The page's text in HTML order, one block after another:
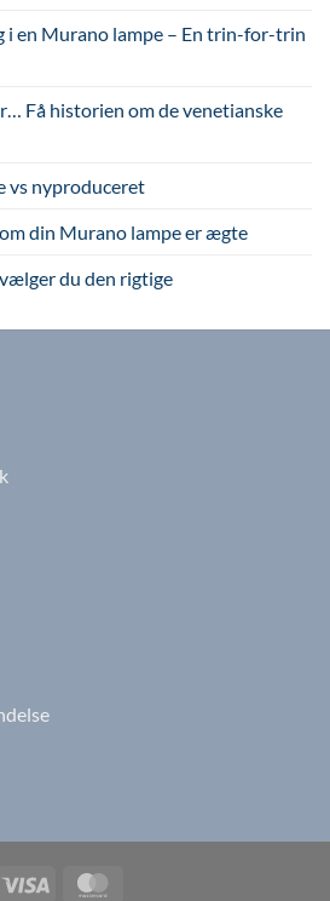
i en Murano lampe – En trin-for-trin
Få historien om de venetianske
vs nyproduceret
din Murano lampe er ægte
du den rigtige
Visa